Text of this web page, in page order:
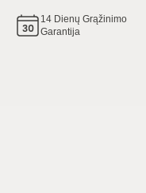
14 Dienų Grąžinimo
Garantija